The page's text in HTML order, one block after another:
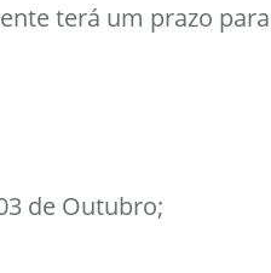
terá um prazo para
de Outubro;